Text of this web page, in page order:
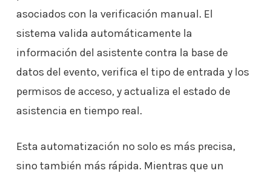
asociados con la verificación manual. El
sistema valida automáticamente la
información del asistente contra la base de
datos del evento, verifica el tipo de entrada y los
permisos de acceso, y actualiza el estado de
asistencia en tiempo real.
Esta automatización no solo es más precisa,
sino también más rápida. Mientras que un